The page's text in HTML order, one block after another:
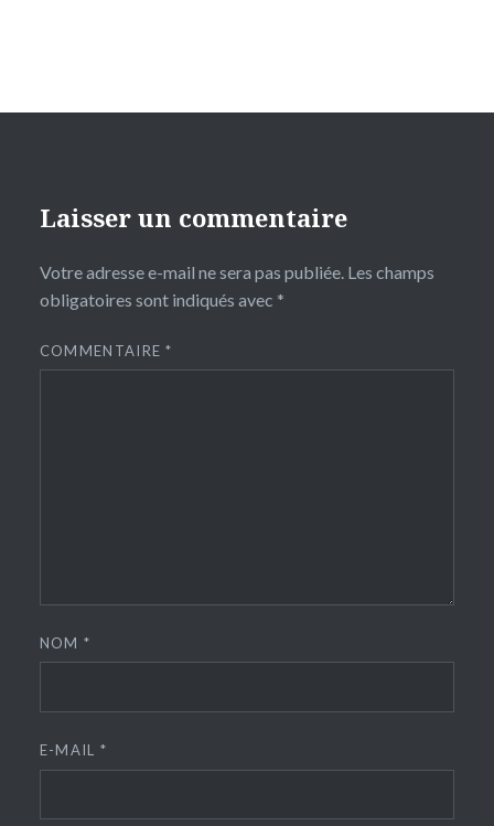
Laisser un commentaire
Votre adresse e-mail ne sera pas publiée. Les champs
obligatoires sont indiqués avec *
COMMENTAIRE*
NOM*
E-MAIL *